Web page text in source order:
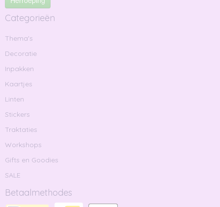
Categorieën
Thema's
Decoratie
Inpakken
Kaartjes
Linten
Stickers
Traktaties
Workshops
Gifts en Goodies
SALE
Betaalmethodes